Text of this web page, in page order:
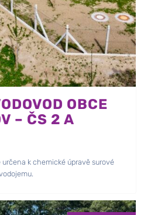
OBCE
– ČS 2 A
k chemické úpravě surové